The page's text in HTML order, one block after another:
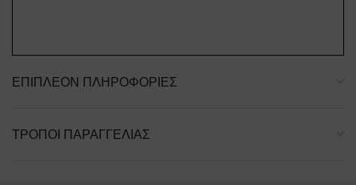
ΕΠΙΠΛΈΟΝ ΠΛΗΡΟΦΟΡΊΕΣ
ΤΡΌΠΟΙ ΠΑΡΑΓΓΕΛΊΑΣ